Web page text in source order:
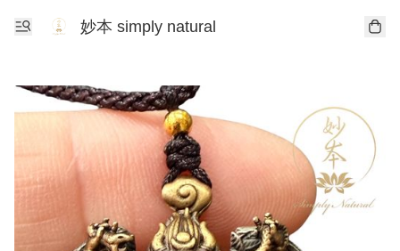
妙本 simply natural